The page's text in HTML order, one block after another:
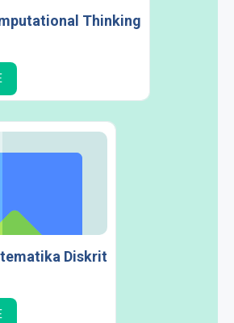
Thinking
Diskrit